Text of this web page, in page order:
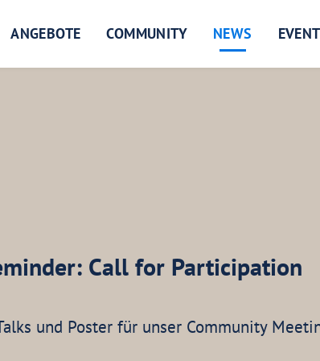
ANGEBOTE COMMUNITY NEWS
Call for Participation
und Poster für unser Community